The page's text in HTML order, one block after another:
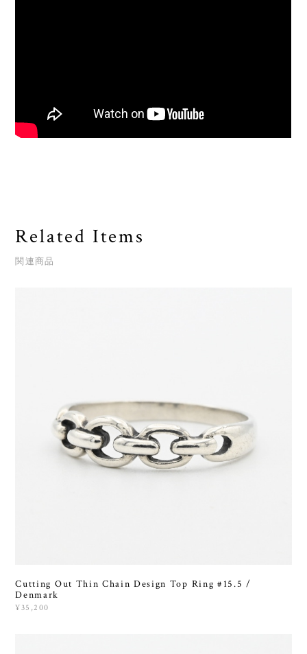
Related Items
関連商品
Cutting Out Thin Chain Design Top Ring #15.5 /
Denmark
¥35,200